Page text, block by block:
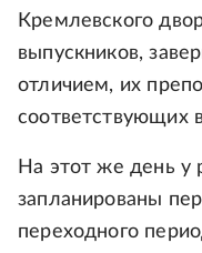
Кремлевского
выпускников,
отличием, их
соответствующих
На этот же день у
запланированы
переходного